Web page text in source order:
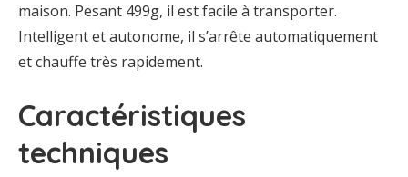
maison. Pesant 499g, il est facile à transporter.
Intelligent et autonome, il s’arrête automatiquement
et chauffe très rapidement.
Caractéristiques
techniques